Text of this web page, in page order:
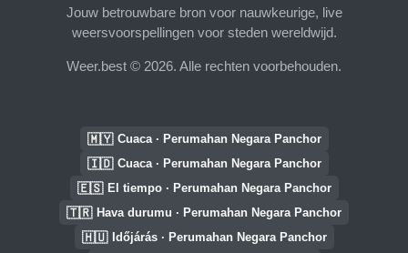
Jouw betrouwbare bron voor nauwkeurige, live
weersvoorspellingen voor steden wereldwijd.
Weer.best © 2026. Alle rechten voorbehouden.
🇲🇾 Cuaca · Perumahan Negara Panchor
🇮🇩 Cuaca · Perumahan Negara Panchor
🇪🇸 El tiempo · Perumahan Negara Panchor
🇹🇷 Hava durumu · Perumahan Negara Panchor
🇭🇺 Időjárás · Perumahan Negara Panchor